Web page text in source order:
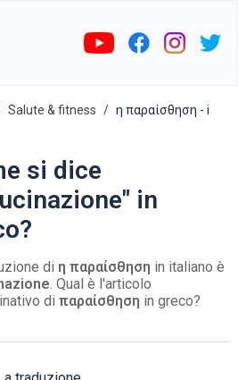
Salute & fitness
η παραίσθηση - i
si dice
in
di η παραίσθηση in italiano è
. Qual è l'articolo
di παραίσθηση in greco?